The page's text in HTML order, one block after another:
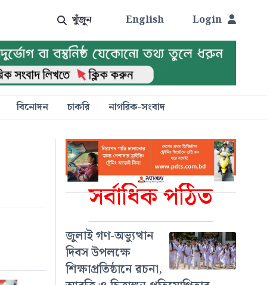
খুঁজুন English Login
বিনোদন চাকরি নাগরিক-সংবাদ
সর্বাধিক পঠিত
জুলাই গণ-অভ্যুত্থান
দিবস উপলক্ষে
শিক্ষাপ্রতিষ্ঠানে রচনা,